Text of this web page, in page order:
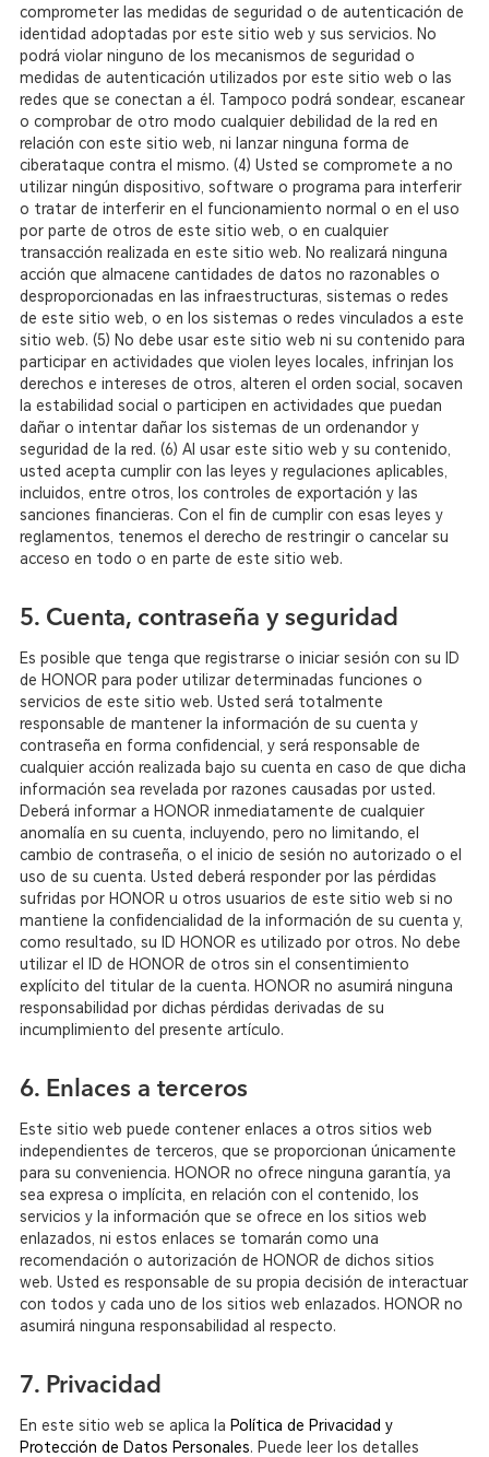
comprometer las medidas de seguridad o de autenticación de
identidad adoptadas por este sitio web y sus servicios. No
podrá violar ninguno de los mecanismos de seguridad o
medidas de autenticación utilizados por este sitio web o las
redes que se conectan a él. Tampoco podrá sondear, escanear
o comprobar de otro modo cualquier debilidad de la red en
relación con este sitio web, ni lanzar ninguna forma de
ciberataque contra el mismo. (4) Usted se compromete a no
utilizar ningún dispositivo, software o programa para interferir
o tratar de interferir en el funcionamiento normal o en el uso
por parte de otros de este sitio web, o en cualquier
transacción realizada en este sitio web. No realizará ninguna
acción que almacene cantidades de datos no razonables o
desproporcionadas en las infraestructuras, sistemas o redes
de este sitio web, o en los sistemas o redes vinculados a este
sitio web. (5) No debe usar este sitio web ni su contenido para
participar en actividades que violen leyes locales, infrinjan los
derechos e intereses de otros, alteren el orden social, socaven
la estabilidad social o participen en actividades que puedan
dañar o intentar dañar los sistemas de un ordenandor y
seguridad de la red. (6) Al usar este sitio web y su contenido,
usted acepta cumplir con las leyes y regulaciones aplicables,
incluidos, entre otros, los controles de exportación y las
sanciones financieras. Con el fin de cumplir con esas leyes y
reglamentos, tenemos el derecho de restringir o cancelar su
acceso en todo o en parte de este sitio web.
5. Cuenta, contraseña y seguridad
Es posible que tenga que registrarse o iniciar sesión con su ID
de HONOR para poder utilizar determinadas funciones o
servicios de este sitio web. Usted será totalmente
responsable de mantener la información de su cuenta y
contraseña en forma confidencial, y será responsable de
cualquier acción realizada bajo su cuenta en caso de que dicha
información sea revelada por razones causadas por usted.
Deberá informar a HONOR inmediatamente de cualquier
anomalía en su cuenta, incluyendo, pero no limitando, el
cambio de contraseña, o el inicio de sesión no autorizado o el
uso de su cuenta. Usted deberá responder por las pérdidas
sufridas por HONOR u otros usuarios de este sitio web si no
mantiene la confidencialidad de la información de su cuenta y,
como resultado, su ID HONOR es utilizado por otros. No debe
utilizar el ID de HONOR de otros sin el consentimiento
explícito del titular de la cuenta. HONOR no asumirá ninguna
responsabilidad por dichas pérdidas derivadas de su
incumplimiento del presente artículo.
6. Enlaces a terceros
Este sitio web puede contener enlaces a otros sitios web
independientes de terceros, que se proporcionan únicamente
para su conveniencia. HONOR no ofrece ninguna garantía, ya
sea expresa o implícita, en relación con el contenido, los
servicios y la información que se ofrece en los sitios web
enlazados, ni estos enlaces se tomarán como una
recomendación o autorización de HONOR de dichos sitios
web. Usted es responsable de su propia decisión de interactuar
con todos y cada uno de los sitios web enlazados. HONOR no
asumirá ninguna responsabilidad al respecto.
7. Privacidad
En este sitio web se aplica la Política de Privacidad y
Protección de Datos Personales. Puede leer los detalles